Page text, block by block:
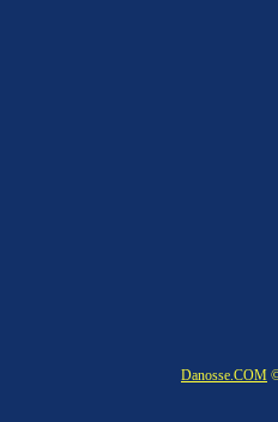
Danosse.COM